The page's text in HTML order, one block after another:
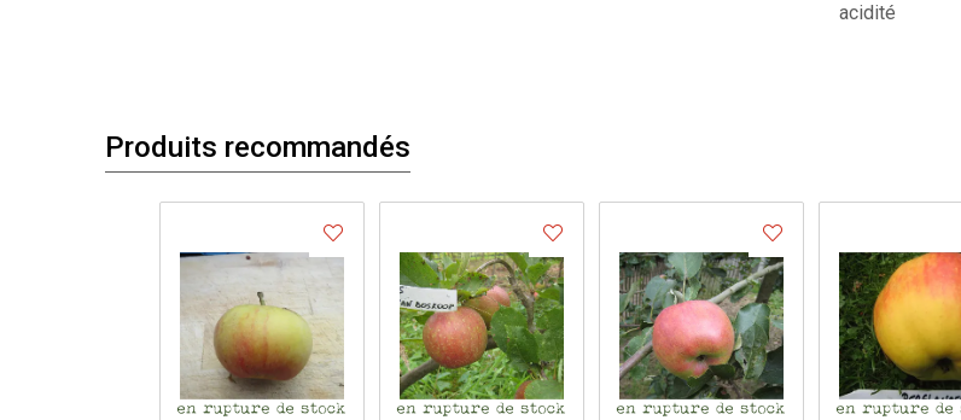
acidité
Produits recommandés